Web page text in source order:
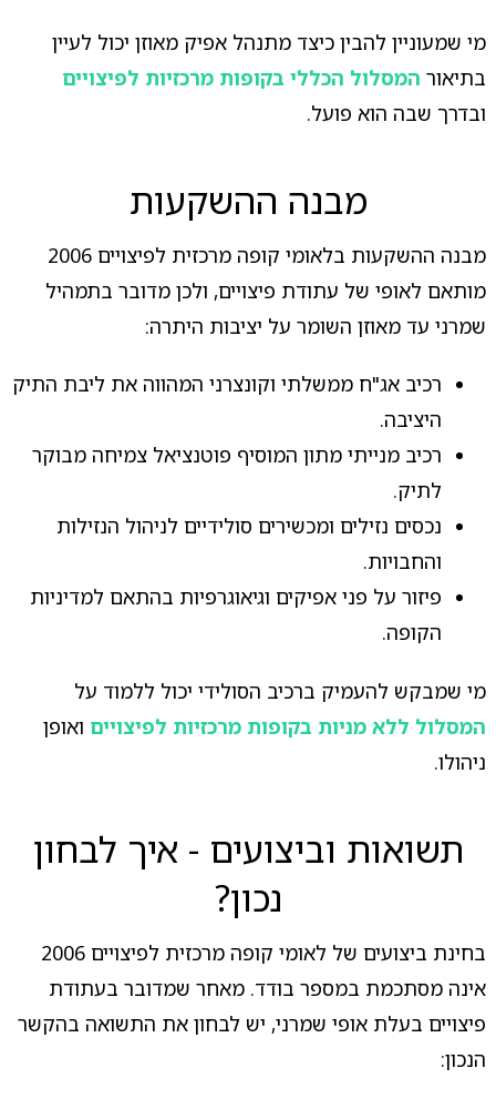
מי שמעוניין להבין כיצד מתנהל אפיק מאוזן יכול לעיין
בתיאור המסלול הכללי בקופות מרכזיות לפיצויים
ובדרך שבה הוא פועל.
מבנה ההשקעות
מבנה ההשקעות בלאומי קופה מרכזית לפיצויים 2006
מותאם לאופי של עתודת פיצויים, ולכן מדובר בתמהיל
שמרני עד מאוזן השומר על יציבות היתרה:
רכיב אג"ח ממשלתי וקונצרני המהווה את ליבת התיק
היציבה.
רכיב מנייתי מתון המוסיף פוטנציאל צמיחה מבוקר
לתיק.
נכסים נזילים ומכשירים סולידיים לניהול הנזילות
והחבויות.
פיזור על פני אפיקים וגיאוגרפיות בהתאם למדיניות
הקופה.
מי שמבקש להעמיק ברכיב הסולידי יכול ללמוד על
המסלול ללא מניות בקופות מרכזיות לפיצויים ואופן
ניהולו.
תשואות וביצועים - איך לבחון
נכון?
בחינת ביצועים של לאומי קופה מרכזית לפיצויים 2006
אינה מסתכמת במספר בודד. מאחר שמדובר בעתודת
פיצויים בעלת אופי שמרני, יש לבחון את התשואה בהקשר
הנכון: